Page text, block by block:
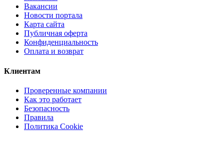
Вакансии
Новости портала
Карта сайта
Публичная оферта
Конфиденциальность
Оплата и возврат
Клиентам
Проверенные компании
Как это работает
Безопасность
Правила
Политика Cookie